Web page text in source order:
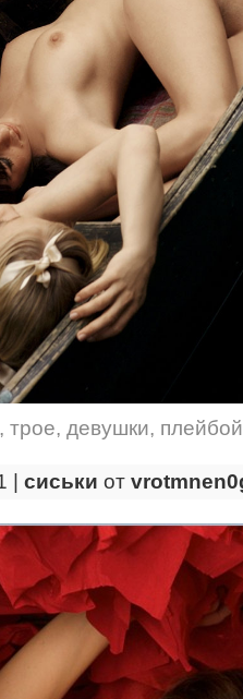
, трое, девушки, плейбой
| сиськи от